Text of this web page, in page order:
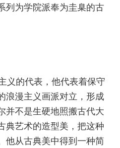
列为学院派奉为圭臬的古
的代表，他代表着保守
浪漫主义画派对立，形成
并不是生硬地照搬古代大
典艺术的造型美，把这种
他从古典美中得到一种简